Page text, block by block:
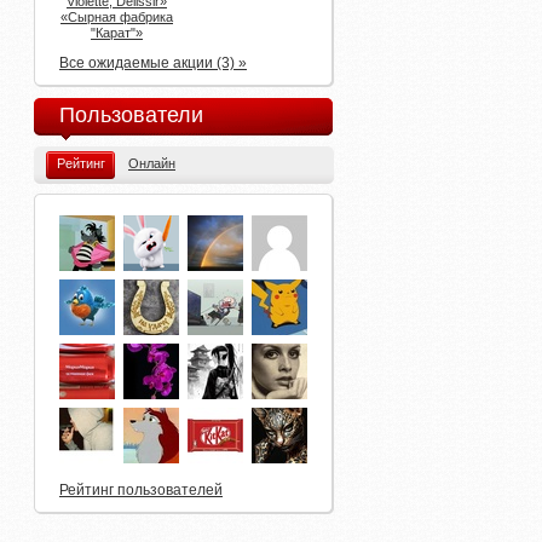
«Сырная фабрика
"Карат"»
Все ожидаемые акции (3) »
Пользователи
Рейтинг Онлайн
Рейтинг пользователей